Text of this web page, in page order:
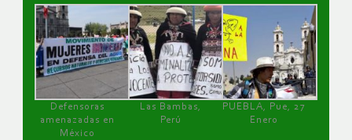
Defensoras
amenazadas en
México
Las Bambas,
Perú
PUEBLA, Pue, 27
Enero